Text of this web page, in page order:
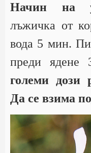
Начин на
лъжичка от
вода 5 мин.
преди
големи дози
Да се взима